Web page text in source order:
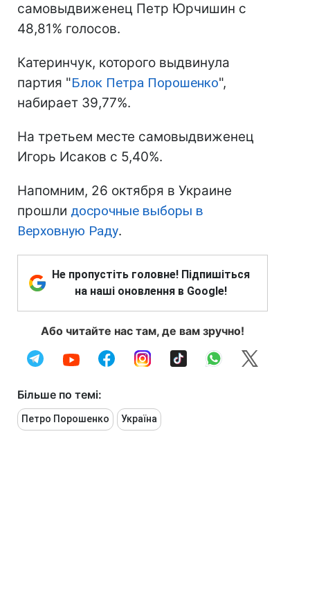
самовыдвиженец Петр Юрчишин с
48,81% голосов.
Катеринчук, которого выдвинула
партия "Блок Петра Порошенко",
набирает 39,77%.
На третьем месте самовыдвиженец
Игорь Исаков с 5,40%.
Напомним, 26 октября в Украине
прошли досрочные выборы в
Верховную Раду.
Не пропустіть головне! Підпишіться
на наші оновлення в Google!
Або читайте нас там, де вам зручно!
Більше по темі:
Петро Порошенко Україна